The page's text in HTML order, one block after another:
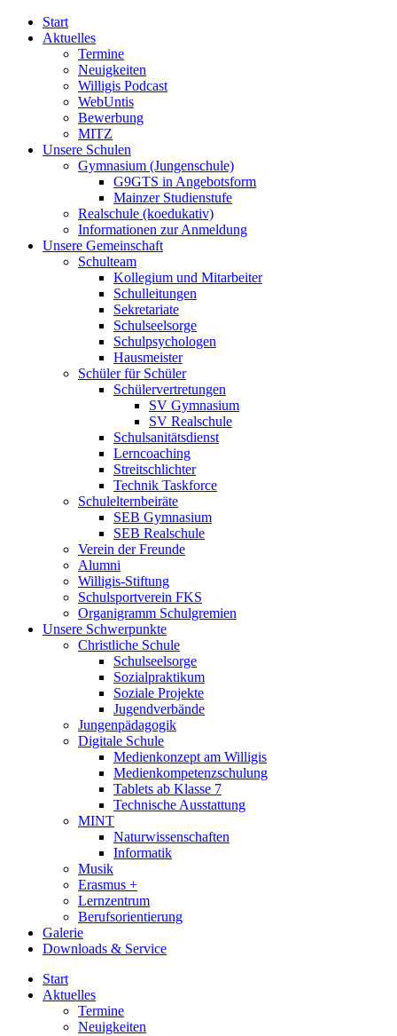
Start
Aktuelles
Termine
Neuigkeiten
Willigis Podcast
WebUntis
Bewerbung
MITZ
Unsere Schulen
Gymnasium (Jungenschule)
G9GTS in Angebotsform
Mainzer Studienstufe
Realschule (koedukativ)
Informationen zur Anmeldung
Unsere Gemeinschaft
Schulteam
Kollegium und Mitarbeiter
Schulleitungen
Sekretariate
Schulseelsorge
Schulpsychologen
Hausmeister
Schüler für Schüler
Schülervertretungen
SV Gymnasium
SV Realschule
Schulsanitätsdienst
Lerncoaching
Streitschlichter
Technik Taskforce
Schulelternbeiräte
SEB Gymnasium
SEB Realschule
Verein der Freunde
Alumni
Willigis-Stiftung
Schulsportverein FKS
Organigramm Schulgremien
Unsere Schwerpunkte
Christliche Schule
Schulseelsorge
Sozialpraktikum
Soziale Projekte
Jugendverbände
Jungenpädagogik
Digitale Schule
Medienkonzept am Willigis
Medienkompetenzschulung
Tablets ab Klasse 7
Technische Ausstattung
MINT
Naturwissenschaften
Informatik
Musik
Erasmus +
Lernzentrum
Berufsorientierung
Galerie
Downloads & Service
Start
Aktuelles
Termine
Neuigkeiten